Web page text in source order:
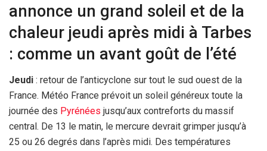
annonce un grand soleil et de la
chaleur jeudi après midi à Tarbes
: comme un avant goût de l’été
Jeudi : retour de l’anticyclone sur tout le sud ouest de la
France. Météo France prévoit un soleil généreux toute la
journée des Pyrénées jusqu’aux contreforts du massif
central. De 13 le matin, le mercure devrait grimper jusqu’à
25 ou 26 degrés dans l’après midi. Des températures